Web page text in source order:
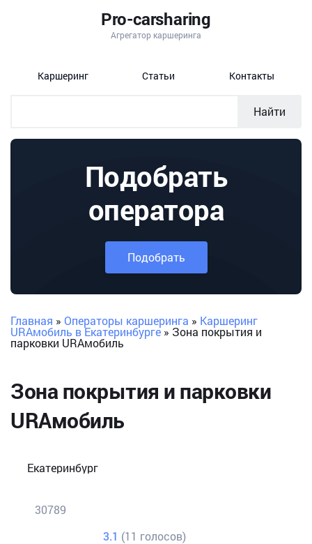
Pro-carsharing
Агрегатор каршеринга
Каршеринг Статьи Контакты
Найти
Подобрать
оператора
Подобрать
Главная » Операторы каршеринга » Каршеринг
URAмобиль в Екатеринбурге » Зона покрытия и
парковки URAмобиль
Зона покрытия и парковки
URAмобиль
Екатеринбург
30789
3.1 (11 голосов)